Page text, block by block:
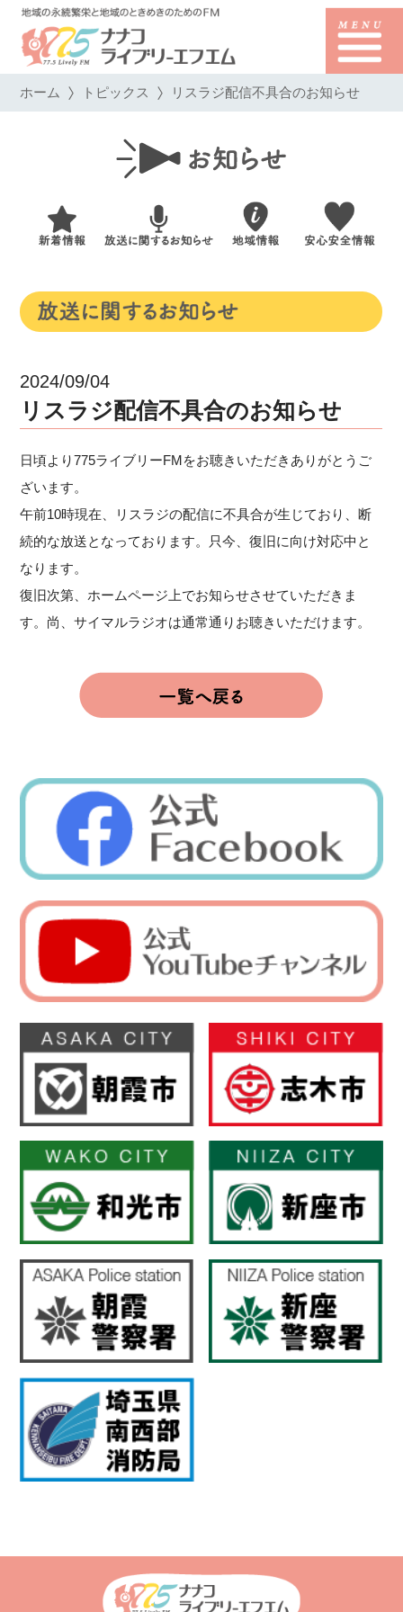
ホーム トピックス リスラジ配信不具合のお知らせ
2024/09/04
リスラジ配信不具合のお知らせ
日頃より775ライブリーFMをお聴きいただきありがとうご
ざいます。
午前10時現在、リスラジの配信に不具合が生じており、断
続的な放送となっております。只今、復旧に向け対応中と
なります。
復旧次第、ホームページ上でお知らせさせていただきま
す。尚、サイマルラジオは通常通りお聴きいただけます。